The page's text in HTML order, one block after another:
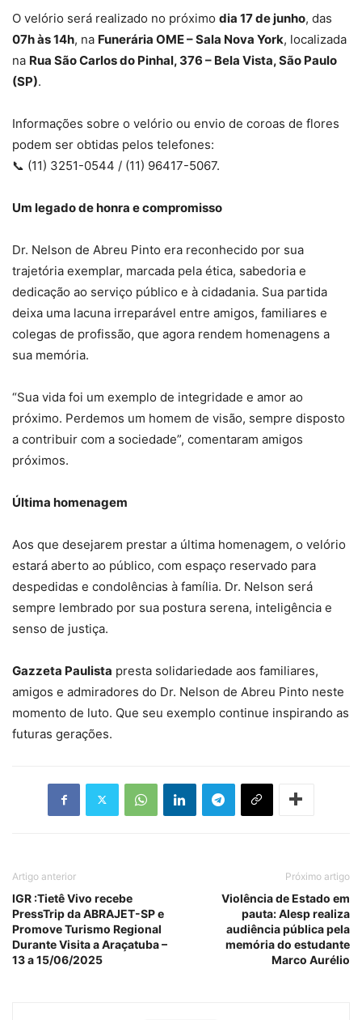
O velório será realizado no próximo dia 17 de junho, das
07h às 14h, na Funerária OME – Sala Nova York, localizada
na Rua São Carlos do Pinhal, 376 – Bela Vista, São Paulo
(SP).
Informações sobre o velório ou envio de coroas de flores
podem ser obtidas pelos telefones:
📞 (11) 3251-0544 / (11) 96417-5067.
Um legado de honra e compromisso
Dr. Nelson de Abreu Pinto era reconhecido por sua
trajetória exemplar, marcada pela ética, sabedoria e
dedicação ao serviço público e à cidadania. Sua partida
deixa uma lacuna irreparável entre amigos, familiares e
colegas de profissão, que agora rendem homenagens a
sua memória.
“Sua vida foi um exemplo de integridade e amor ao
próximo. Perdemos um homem de visão, sempre disposto
a contribuir com a sociedade”, comentaram amigos
próximos.
Última homenagem
Aos que desejarem prestar a última homenagem, o velório
estará aberto ao público, com espaço reservado para
despedidas e condolências à família. Dr. Nelson será
sempre lembrado por sua postura serena, inteligência e
senso de justiça.
Gazzeta Paulista presta solidariedade aos familiares,
amigos e admiradores do Dr. Nelson de Abreu Pinto neste
momento de luto. Que seu exemplo continue inspirando as
futuras gerações.
Artigo anterior
IGR :Tietê Vivo recebe
PressTrip da ABRAJET-SP e
Promove Turismo Regional
Durante Visita a Araçatuba –
13 a 15/06/2025
Próximo artigo
Violência de Estado em
pauta: Alesp realiza
audiência pública pela
memória do estudante
Marco Aurélio